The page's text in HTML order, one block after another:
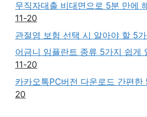
무직자대출 비대면으로 5분 만에
11-20
관절염 보험 선택 시 알아야 할 5
어금니 임플란트 종류 5가지 쉽게
11-20
카카오톡PC버전 다운로드 간편한
20